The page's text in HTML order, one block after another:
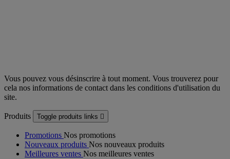
Vous pouvez vous désinscrire à tout moment. Vous trouverez pour
cela nos informations de contact dans les conditions d'utilisation du
site.
Produits Toggle produits links 
Promotions Nos promotions
Nouveaux produits Nos nouveaux produits
Meilleures ventes Nos meilleures ventes